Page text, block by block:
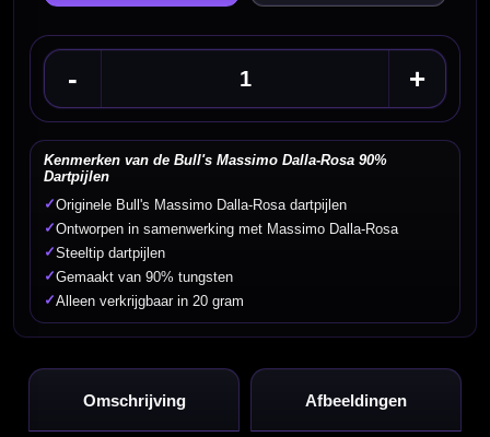
Kenmerken van de Bull's Massimo Dalla-Rosa 90%
Dartpijlen
✓Originele Bull's Massimo Dalla-Rosa dartpijlen
✓Ontworpen in samenwerking met Massimo Dalla-Rosa
✓Steeltip dartpijlen
✓Gemaakt van 90% tungsten
✓Alleen verkrijgbaar in 20 gram
- +
Omschrijving Afbeeldingen